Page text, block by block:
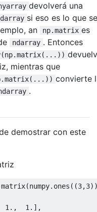
devolverá una
si eso es lo que se
an
np.matrix es
ndarray . Entonces
mientras que
convierte
.
demostrar con este
matrix(numpy. ones ((3,3
1. , 1. ],